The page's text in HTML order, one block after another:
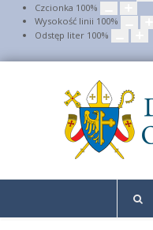
Czcionka 100%
Wysokość linii 100%
Odstęp liter 100%